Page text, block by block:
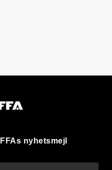
nyhetsmejl